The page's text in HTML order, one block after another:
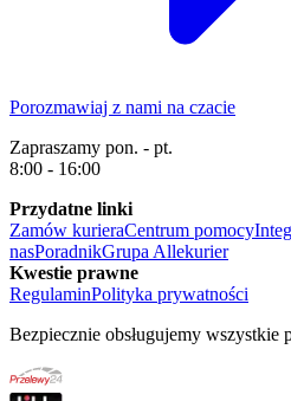
Porozmawiaj z nami na czacie
Zapraszamy pon. - pt.
8:00 - 16:00
Przydatne linki
Zamów kurieraCentrum pomocy
nasPoradnikGrupa Allekurier
Kwestie prawne
RegulaminPolityka prywatności
Bezpiecznie obsługujemy wszystkie